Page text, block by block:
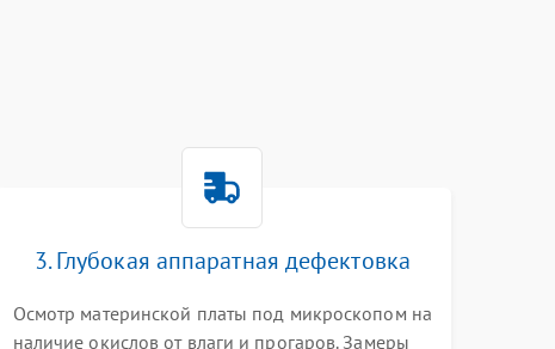
3000 ₽ Подробнее →
3. Глубокая аппаратная дефектовка
Осмотр материнской платы под микроскопом на
наличие окислов от влаги и прогаров. Замеры